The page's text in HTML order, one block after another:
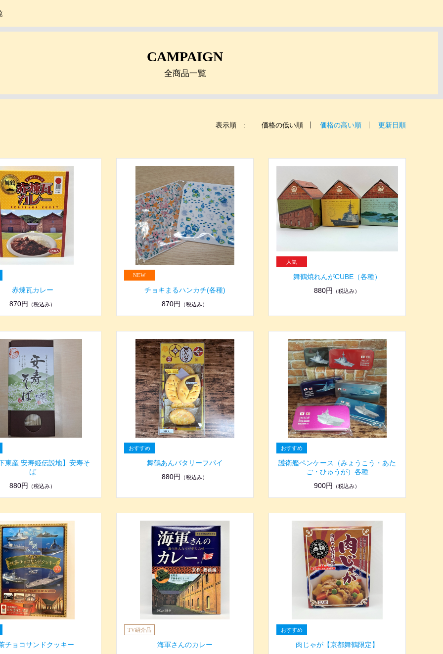
CAMPAIGN
全商品一覧
表示順 : 価格の低い順 価格の高い順 更新日順
赤煉瓦カレー
870円
（税込み）
チョキまるハンカチ(各種)
870円
（税込み）
舞鶴焼れんがCUBE（各種）
880円
（税込み）
東産 安寿姫伝説地】安寿そ
ば
880円
（税込み）
舞鶴あんバタリーフパイ
880円
（税込み）
護衛艦ペンケース（みょうこう・あた
ご・ひゅうが）各種
900円
（税込み）
チョコサンドクッキー
海軍さんのカレー
肉じゃが【京都舞鶴限定】